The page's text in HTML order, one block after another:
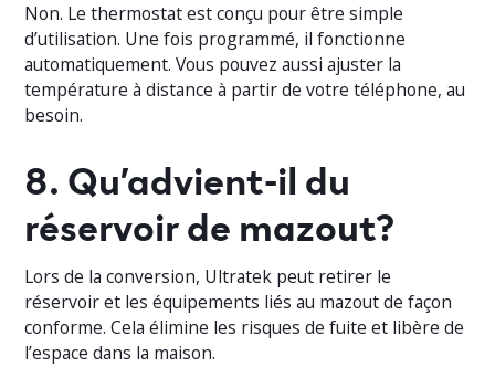
Non. Le thermostat est conçu pour être simple
d’utilisation. Une fois programmé, il fonctionne
automatiquement. Vous pouvez aussi ajuster la
température à distance à partir de votre téléphone, au
besoin.
8. Qu’advient-il du
réservoir de mazout?
Lors de la conversion, Ultratek peut retirer le
réservoir et les équipements liés au mazout de façon
conforme. Cela élimine les risques de fuite et libère de
l’espace dans la maison.